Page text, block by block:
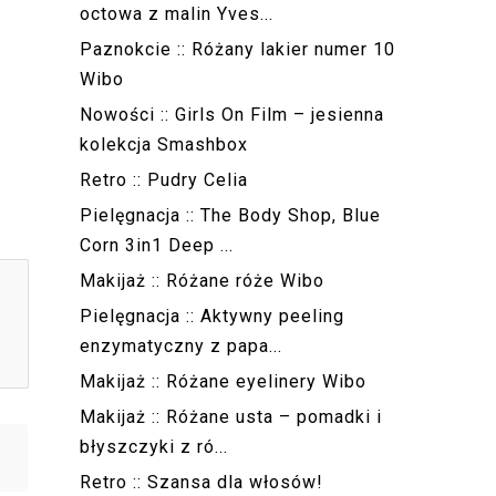
octowa z malin Yves...
Paznokcie :: Różany lakier numer 10
Wibo
Nowości :: Girls On Film – jesienna
kolekcja Smashbox
Retro :: Pudry Celia
Pielęgnacja :: The Body Shop, Blue
Corn 3in1 Deep ...
Makijaż :: Różane róże Wibo
Pielęgnacja :: Aktywny peeling
enzymatyczny z papa...
Makijaż :: Różane eyelinery Wibo
Makijaż :: Różane usta – pomadki i
błyszczyki z ró...
Retro :: Szansa dla włosów!